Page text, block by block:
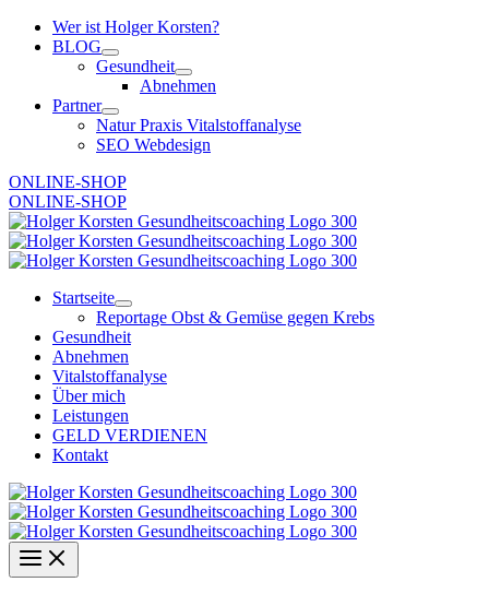
Zum
Inhalt
Wer ist Holger Korsten?
BLOG
Gesundheit
Abnehmen
Partner
Natur Praxis Vitalstoffanalyse
SEO Webdesign
ONLINE-SHOP
ONLINE-SHOP
Startseite
Reportage Obst & Gemüse gegen Krebs
Gesundheit
Abnehmen
Vitalstoffanalyse
Über mich
Leistungen
GELD VERDIENEN
Kontakt